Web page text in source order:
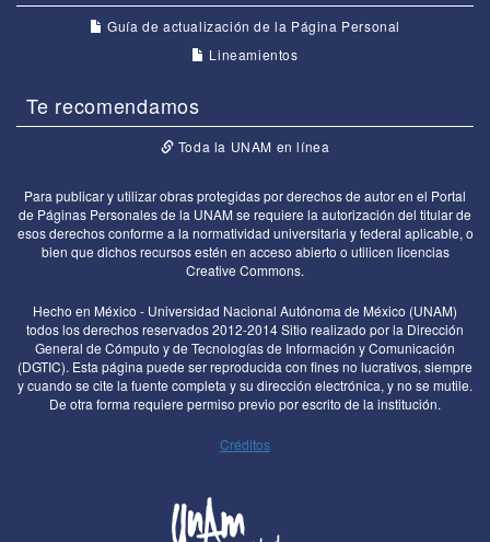
Guía de actualización de la Página Personal
Lineamientos
Te recomendamos
Toda la UNAM en línea
Para publicar y utilizar obras protegidas por derechos de autor en el Portal
de Páginas Personales de la UNAM se requiere la autorización del titular de
esos derechos conforme a la normatividad universitaria y federal aplicable, o
bien que dichos recursos estén en acceso abierto o utilicen licencias
Creative Commons.
Hecho en México - Universidad Nacional Autónoma de México (UNAM)
todos los derechos reservados 2012-2014 Sitio realizado por la Dirección
General de Cómputo y de Tecnologías de Información y Comunicación
(DGTIC). Esta página puede ser reproducida con fines no lucrativos, siempre
y cuando se cite la fuente completa y su dirección electrónica, y no se mutile.
De otra forma requiere permiso previo por escrito de la institución.
Créditos